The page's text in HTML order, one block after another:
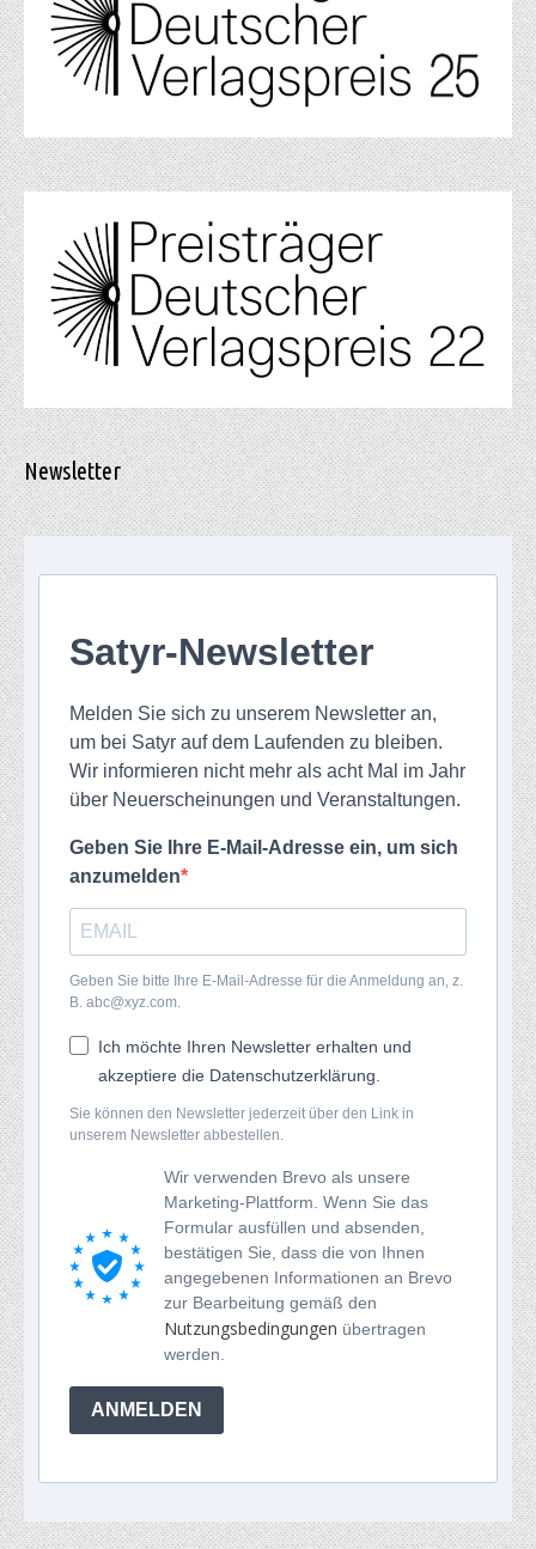
Newsletter
Satyr-Newsletter
Melden Sie sich zu unserem Newsletter an,
um bei Satyr auf dem Laufenden zu bleiben.
Wir informieren nicht mehr als acht Mal im Jahr
über Neuerscheinungen und Veranstaltungen.
Geben Sie Ihre E-Mail-Adresse ein, um sich
anzumelden
Geben Sie bitte Ihre E-Mail-Adresse für die Anmeldung an, z.
B. abc@xyz.com.
Ich möchte Ihren Newsletter erhalten und
akzeptiere die Datenschutzerklärung.
Sie können den Newsletter jederzeit über den Link in
unserem Newsletter abbestellen.
Wir verwenden Brevo als unsere
Marketing-Plattform. Wenn Sie das
Formular ausfüllen und absenden,
bestätigen Sie, dass die von Ihnen
angegebenen Informationen an Brevo
zur Bearbeitung gemäß den
Nutzungsbedingungen übertragen
werden.
ANMELDEN